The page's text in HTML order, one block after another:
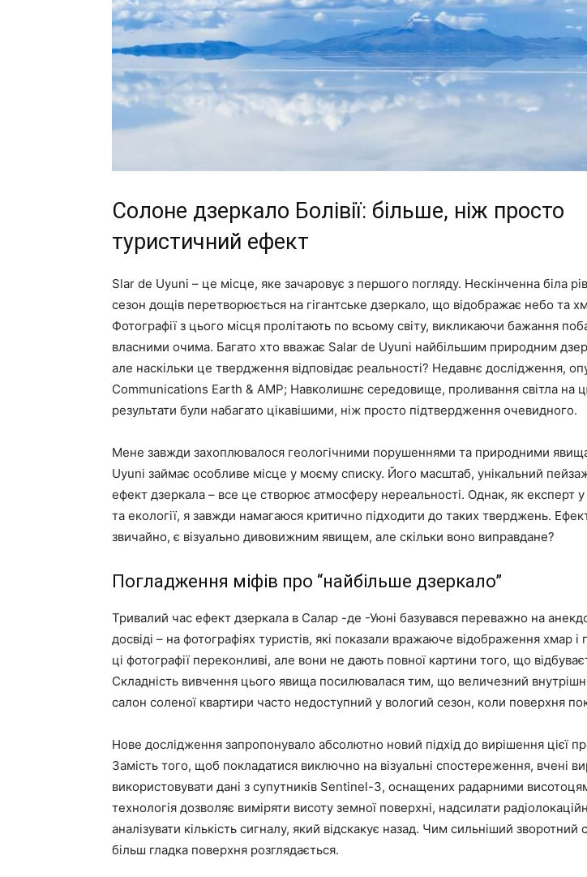
Солоне дзеркало Болівії: більше, ніж просто
туристичний ефект
Slar de Uyuni – це місце, яке зачаровує з першого погляду. Нескінченна біла
сезон дощів перетворюється на гігантське дзеркало, що відображає небо та
Фотографії з цього місця пролітають по всьому світу, викликаючи бажання
власними очима. Багато хто вважає Salar de Uyuni найбільшим природним
але наскільки це твердження відповідає реальності? Недавнє дослідження,
Communications Earth & AMP; Навколишнє середовище, проливання світла на
результати були набагато цікавішими, ніж просто підтвердження очевидного.
Мене завжди захоплювалося геологічними порушеннями та природними
Uyuni займає особливе місце у моєму списку. Його масштаб, унікальний
ефект дзеркала – все це створює атмосферу нереальності. Однак, як експерт у
та екології, я завжди намагаюся критично підходити до таких тверджень.
звичайно, є візуально дивовижним явищем, але скільки воно виправдане?
Погладження міфів про “найбільше дзеркало”
Тривалий час ефект дзеркала в Салар -де -Уюні базувався переважно на
досвіді – на фотографіях туристів, які показали вражаюче відображення хмар і
ці фотографії переконливі, але вони не дають повної картини того, що
Складність вивчення цього явища посилювалася тим, що величезний
салон соленої квартири часто недоступний у вологий сезон, коли поверхня
Нове дослідження запропонувало абсолютно новий підхід до вирішення цієї
Замість того, щоб покладатися виключно на візуальні спостереження, вчені
використовувати дані з супутників Sentinel-3, оснащених радарними
технологія дозволяє виміряти висоту земної поверхні, надсилати
аналізувати кількість сигналу, який відскакує назад. Чим сильніший зворотний
більш гладка поверхня розглядається.